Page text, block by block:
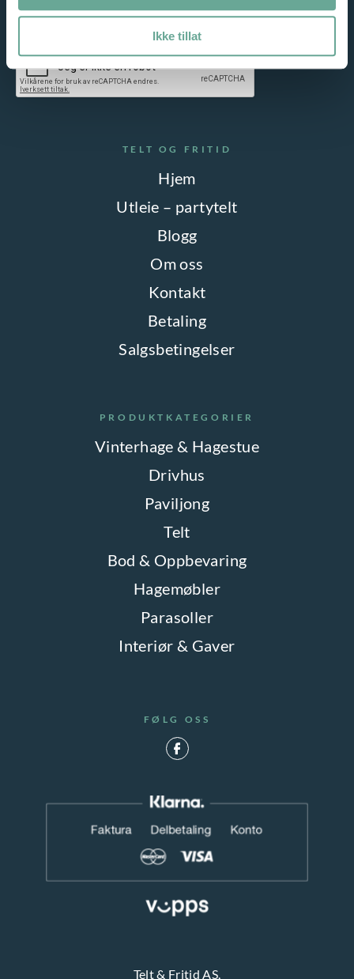
Ikke tillat
TELT OG FRITID
Hjem
Utleie – partytelt
Blogg
Om oss
Kontakt
Betaling
Salgsbetingelser
PRODUKTKATEGORIER
Vinterhage & Hagestue
Drivhus
Paviljong
Telt
Bod & Oppbevaring
Hagemøbler
Parasoller
Interiør & Gaver
FØLG OSS
personvernerklæring
Telt & Fritid AS,